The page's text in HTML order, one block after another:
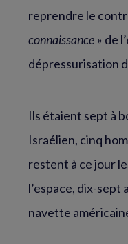
reprendre le
connaissance » de
dépressurisation
Ils étaient sept à
Israélien, cinq
restent à ce jour
l’espace, dix-sept
navette